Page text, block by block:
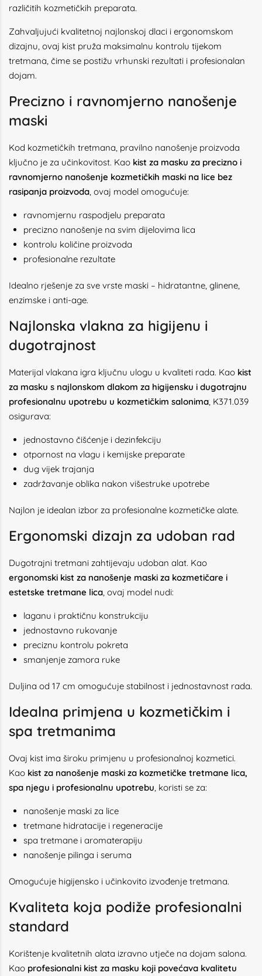
različitih kozmetičkih preparata.
Zahvaljujući kvalitetnoj najlonskoj dlaci i ergonomskom
dizajnu, ovaj kist pruža maksimalnu kontrolu tijekom
tretmana, čime se postižu vrhunski rezultati i profesionalan
dojam.
Precizno i ravnomjerno nanošenje
maski
Kod kozmetičkih tretmana, pravilno nanošenje proizvoda
ključno je za učinkovitost. Kao kist za masku za precizno i
ravnomjerno nanošenje kozmetičkih maski na lice bez
rasipanja proizvoda, ovaj model omogućuje:
ravnomjernu raspodjelu preparata
precizno nanošenje na svim dijelovima lica
kontrolu količine proizvoda
profesionalne rezultate
Idealno rješenje za sve vrste maski – hidratantne, glinene,
enzimske i anti-age.
Najlonska vlakna za higijenu i
dugotrajnost
Materijal vlakana igra ključnu ulogu u kvaliteti rada. Kao kist
za masku s najlonskom dlakom za higijensku i dugotrajnu
profesionalnu upotrebu u kozmetičkim salonima, K371.039
osigurava:
jednostavno čišćenje i dezinfekciju
otpornost na vlagu i kemijske preparate
dug vijek trajanja
zadržavanje oblika nakon višestruke upotrebe
Najlon je idealan izbor za profesionalne kozmetičke alate.
Ergonomski dizajn za udoban rad
Dugotrajni tretmani zahtijevaju udoban alat. Kao
ergonomski kist za nanošenje maski za kozmetičare i
estetske tretmane lica, ovaj model nudi:
laganu i praktičnu konstrukciju
jednostavno rukovanje
preciznu kontrolu pokreta
smanjenje zamora ruke
Duljina od 17 cm omogućuje stabilnost i jednostavnost rada.
Idealna primjena u kozmetičkim i
spa tretmanima
Ovaj kist ima široku primjenu u profesionalnoj kozmetici.
Kao kist za nanošenje maski za kozmetičke tretmane lica,
spa njegu i profesionalnu upotrebu, koristi se za:
nanošenje maski za lice
tretmane hidratacije i regeneracije
spa tretmane i aromaterapiju
nanošenje pilinga i seruma
Omogućuje higijensko i učinkovito izvođenje tretmana.
Kvaliteta koja podiže profesionalni
standard
Korištenje kvalitetnih alata izravno utječe na dojam salona.
Kao profesionalni kist za masku koji povećava kvalitetu